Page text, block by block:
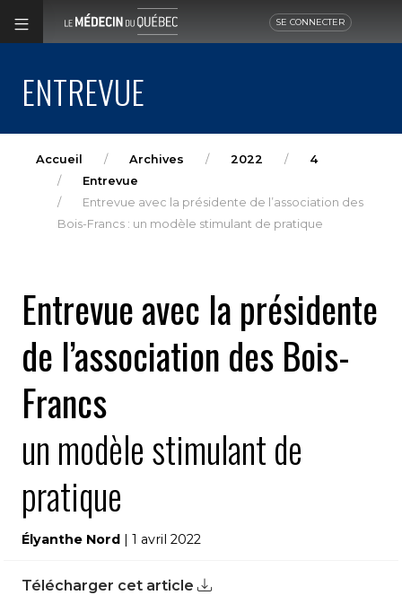
SE CONNECTER
ENTREVUE
Accueil Archives 2022
4
Entrevue
Entrevue avec la présidente de l’association des
Bois-Francs : un modèle stimulant de pratique
Entrevue avec la présidente
de l’association des Bois-
Francs
un modèle stimulant de
pratique
Élyanthe Nord | 1 avril 2022
Télécharger cet article